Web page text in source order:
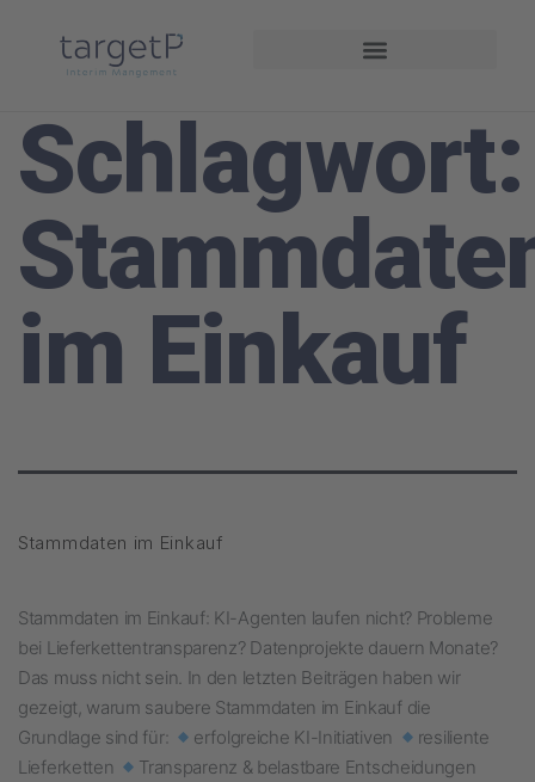
Schlagwort:
im Einkauf
Stammdaten im Einkauf
Stammdaten im Einkauf: KI-Agenten laufen nicht? Probleme
bei Lieferkettentransparenz? Datenprojekte dauern Monate?
Das muss nicht sein. In den letzten Beiträgen haben wir
gezeigt, warum saubere Stammdaten im Einkauf die
Grundlage sind für:
erfolgreiche KI-Initiativen
resiliente
Lieferketten
Transparenz & belastbare Entscheidungen